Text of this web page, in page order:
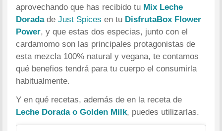
aprovechando que has recibido tu Mix Leche
DoradadeJust Spices en tu DisfrutaBox Flower
Power, y que estas dos especias, junto con el
cardamomo son las principales protagonistas de
esta mezcla 100% natural y vegana, te contamos
qué benefios tendrá para tu cuerpo el consumirla
habitualmente.
Y en qué recetas, además de en la receta de
Leche Dorada o Golden Milk, puedes utilizarlas.